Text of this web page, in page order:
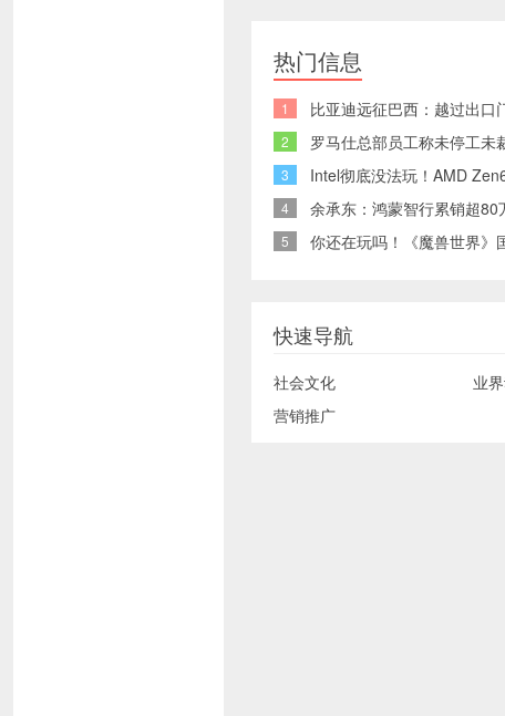
热门信息
1 比亚迪远征巴西：越过出口
2 罗马仕总部员工称未停工未
3 Intel彻底没法玩！AMD
4 余承东：鸿蒙智行累销超
5 你还在玩吗！《魔兽世界》
快速导航
社会文化 业
营销推广